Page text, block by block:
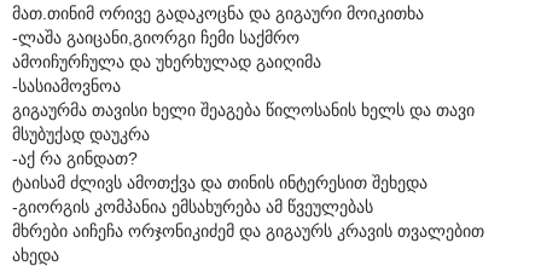
მათ.თინიმ ორივე გადაკოცნა და გიგაური მოიკითხა
-ლაშა გაიცანი,გიორგი ჩემი საქმრო
ამოიჩურჩულა და უხერხულად გაიღიმა
-სასიამოვნოა
გიგაურმა თავისი ხელი შეაგება წილოსანის ხელს და თავი
მსუბუქად დაუკრა
-აქ რა გინდათ?
ტაისამ ძლივს ამოთქვა და თინის ინტერესით შეხედა
-გიორგის კომპანია ემსახურება ამ წვეულებას
მხრები აიჩეჩა ორჯონიკიძემ და გიგაურს კრავის თვალებით
ახედა